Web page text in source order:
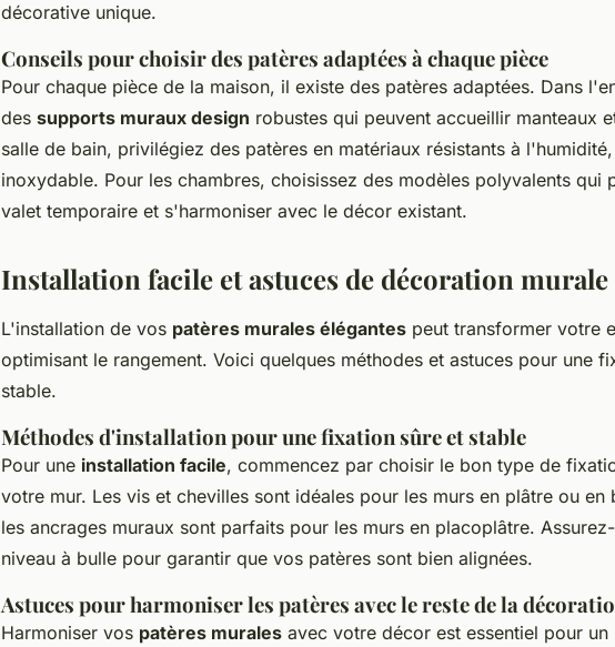
décorative unique.
Conseils pour choisir des patères adaptées à chaque pièce
Pour chaque pièce de la maison, il existe des patères adaptées. Dans
des supports muraux design robustes qui peuvent accueillir manteaux
salle de bain, privilégiez des patères en matériaux résistants à
inoxydable. Pour les chambres, choisissez des modèles polyvalents qui
valet temporaire et s'harmoniser avec le décor existant.
Installation facile et astuces de décoration murale
L'installation de vos patères murales élégantes peut transformer votre
optimisant le rangement. Voici quelques méthodes et astuces pour une
stable.
Méthodes d'installation pour une fixation sûre et stable
Pour une installation facile, commencez par choisir le bon type de
votre mur. Les vis et chevilles sont idéales pour les murs en plâtre ou en
les ancrages muraux sont parfaits pour les murs en placoplâtre.
niveau à bulle pour garantir que vos patères sont bien alignées.
Astuces pour harmoniser les patères avec le reste de la
Harmoniser vos patères murales avec votre décor est essentiel pour un